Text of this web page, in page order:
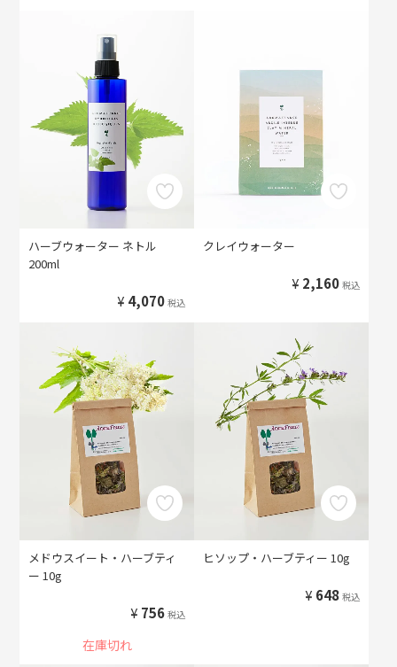
ハーブウォーター ネトル
200ml
¥ 4,070 税込
クレイウォーター
¥ 2,160 税込
メドウスイート・ハーブティ
ー 10g
¥ 756 税込
在庫切れ
ヒソップ・ハーブティー 10g
¥ 648 税込